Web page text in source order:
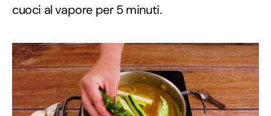
cuoci al vapore per 5 minuti.